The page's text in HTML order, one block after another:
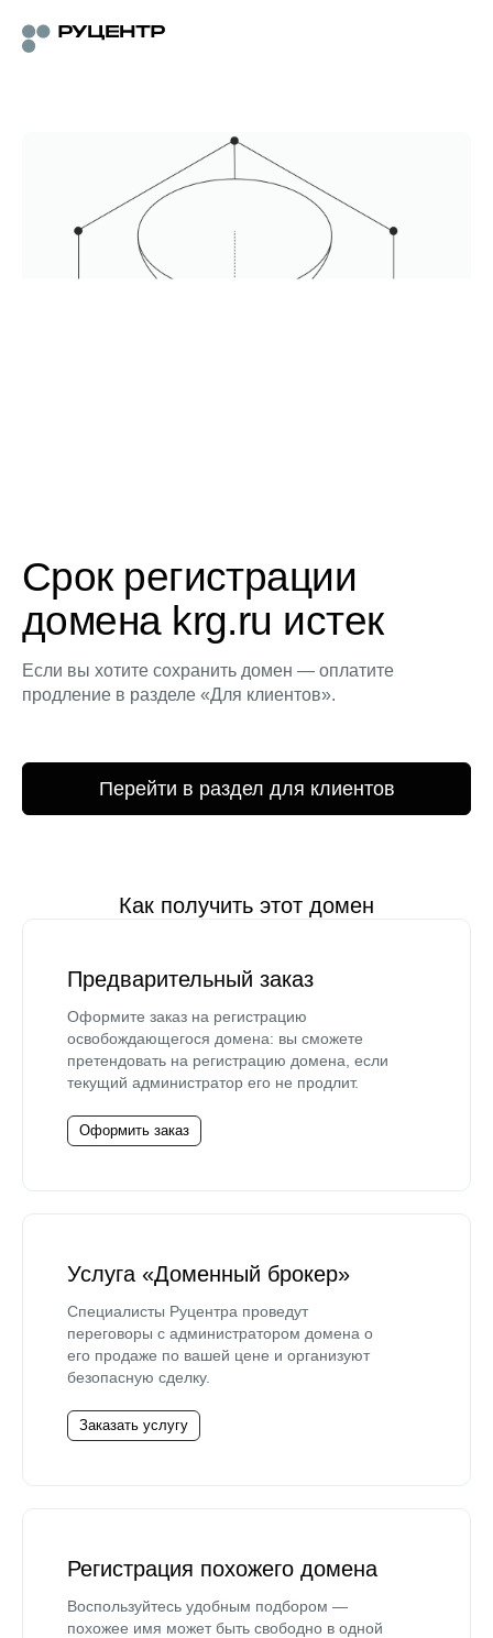
Срок регистрации
домена krg.ru истек
Если вы хотите сохранить домен — оплатите
продление в разделе «Для клиентов».
Перейти в раздел для клиентов
Как получить этот домен
Предварительный заказ
Оформите заказ на регистрацию
освобождающегося домена: вы сможете
претендовать на регистрацию домена, если
текущий администратор его не продлит.
Оформить заказ
Услуга «Доменный брокер»
Специалисты Руцентра проведут
переговоры с администратором домена о
его продаже по вашей цене и организуют
безопасную сделку.
Заказать услугу
Регистрация похожего домена
Воспользуйтесь удобным подбором —
похожее имя может быть свободно в одной